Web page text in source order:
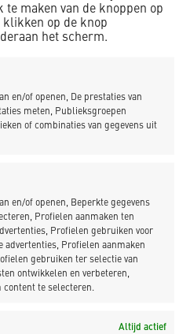
maken van de knoppen op
klikken op de knop
het scherm.
en/of openen, De prestaties van
meten, Publieksgroepen
of combinaties van gegevens uit
en/of openen, Beperkte gegevens
Profielen aanmaken ten
Profielen gebruiken voor
advertenties, Profielen aanmaken
gebruiken ter selectie van
ontwikkelen en verbeteren,
content te selecteren.
Altijd actief
loopbordes komen prefab
bestaand uit
(voorzien van
‘t Hoff het. “Een UAV-Gc
zelf oplossingen aangedragen
en de bijbehorende
zijn middels de BIM-
Hetzelfde geldt voor de
Om de bouwkuipen te
treinverkeer 52 uur
om de damwanden aan te